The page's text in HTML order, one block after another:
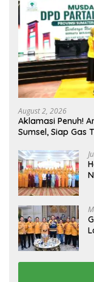
August 2, 2026
Aklamasi Penuh!
Sumsel, Siap Gas